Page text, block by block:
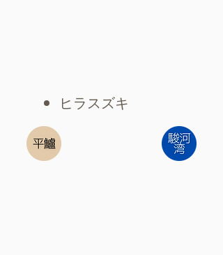
​ヒラスズキ